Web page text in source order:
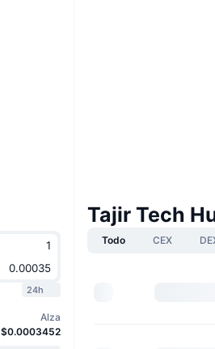
24h
Alza
$0.0003452
Tajir Tech
Todo CEX